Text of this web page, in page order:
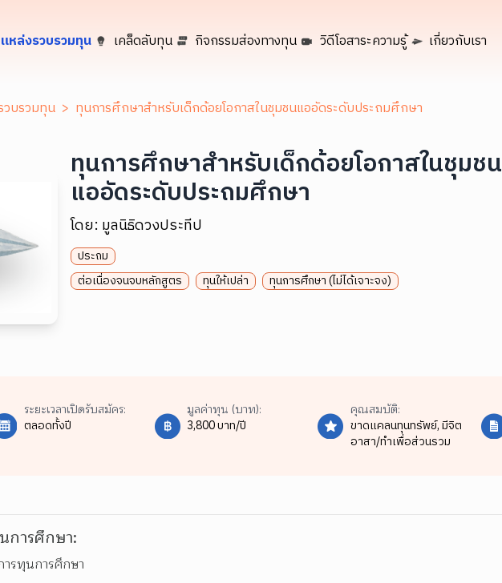
แหล่งรวบรวมทุน เคล็ดลับทุน กิจกรรมส่องทางทุน วิดีโอสาระความรู้ เกี่ยวกับเรา
วบรวมทุน > ทุนการศึกษาสำหรับเด็กด้อยโอกาสในชุมชนแออัดระดับประถมศึกษา
ทุนการศึกษาสำหรับเด็กด้อยโอกาสในชุมชน
แออัดระดับประถมศึกษา
โดย: มูลนิธิดวงประทีป
ประถม
ต่อเนื่องจนจบหลักสูตร
ทุนให้เปล่า ทุนการศึกษา (ไม่ได้เจาะจง)
ระยะเวลาเปิดรับสมัคร:
ตลอดทั้งปี
มูลค่าทุน (บาท):
3,800 บาท/ปี
คุณสมบัติ:
ขาดแคลนทุนทรัพย์,มีจิต
อาสา/ทำเพื่อส่วนรวม
การศึกษา:
ารทุนการศึกษา